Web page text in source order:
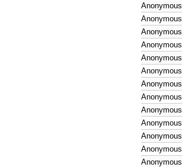
Anonymous
Anonymous
Anonymous
Anonymous
Anonymous
Anonymous
Anonymous
Anonymous
Anonymous
Anonymous
Anonymous
Anonymous
Anonymous